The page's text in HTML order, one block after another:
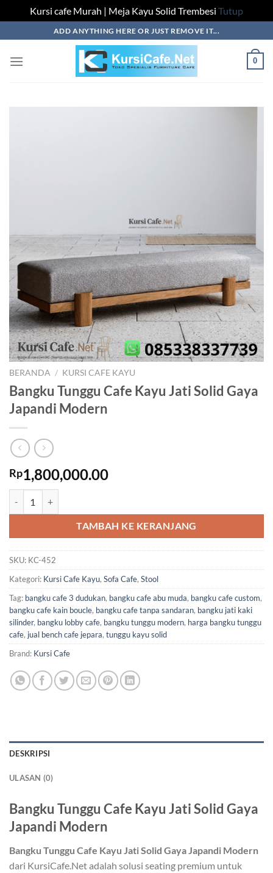
Kursi cafe Murah | Meja Kayu Solid Trembesi Tutup
to
content
ADD ANYTHING HERE OR JUST REMOVE IT...
0
BERANDA / KURSI CAFE KAYU
Bangku Tunggu Cafe Kayu Jati Solid Gaya
Japandi Modern
Rp1,800,000.00
TAMBAH KE KERANJANG
SKU: KC-452
Kategori: Kursi Cafe Kayu, Sofa Cafe, Stool
Tag: bangku cafe 3 dudukan, bangku cafe abu muda, bangku cafe custom,
bangku cafe kain boucle, bangku cafe tanpa sandaran, bangku jati kaki
silinder, bangku lobby cafe, bangku tunggu modern, harga bangku tunggu
cafe, jual bench cafe jepara, tunggu kayu solid
Brand: Kursi Cafe
DESKRIPSI
ULASAN (0)
Bangku Tunggu Cafe Kayu Jati Solid Gaya
Japandi Modern
Bangku Tunggu Cafe Kayu Jati Solid Gaya Japandi Modern
dari KursiCafe.Net adalah solusi seating premium untuk